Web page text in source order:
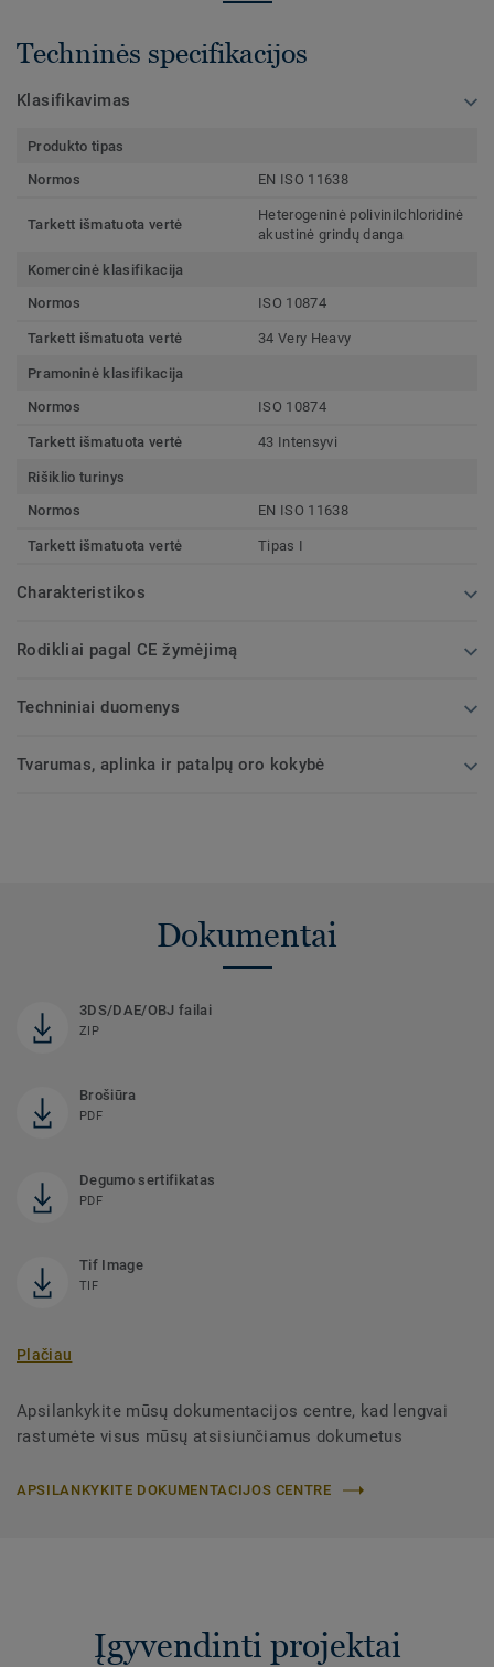
Techninės specifikacijos
Klasifikavimas
Produkto tipas
Normos
EN ISO 11638
Tarkett išmatuota vertė
Heterogeninė polivinilchloridinė
akustinė grindų danga
Komercinė klasifikacija
Normos
ISO 10874
Tarkett išmatuota vertė 34 Very Heavy
Pramoninė klasifikacija
Normos
ISO 10874
Tarkett išmatuota vertė 43 Intensyvi
Rišiklio turinys
Normos
EN ISO 11638
Tarkett išmatuota vertė Tipas I
Charakteristikos
Rodikliai pagal CE žymėjimą
Techniniai duomenys
Tvarumas, aplinka ir patalpų oro kokybė
Dokumentai
3DS/DAE/OBJ failai
ZIP
Brošiūra
PDF
Degumo sertifikatas
PDF
Tif Image
TIF
Plačiau
Apsilankykite mūsų dokumentacijos centre, kad lengvai
rastumėte visus mūsų atsisiunčiamus dokumetus
APSILANKYKITE DOKUMENTACIJOS CENTRE
Įgyvendinti projektai